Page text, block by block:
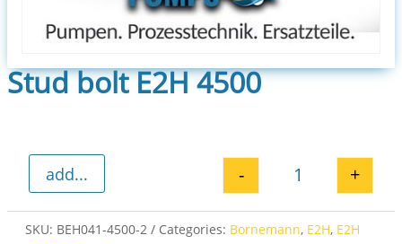
Stud bolt E2H 4500
Stud bolt E2H
- +
add...
SKU: BEH041-4500-2 Categories: Bornemann, E2H, E2H